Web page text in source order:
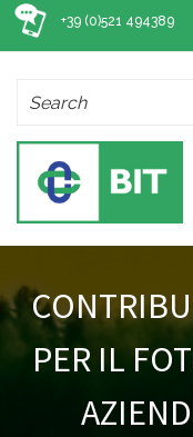
+39 (0)521 494389
PER IL